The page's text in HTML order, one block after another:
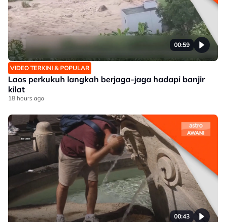
00:59
VIDEO TERKINI & POPULAR
Laos perkukuh langkah berjaga-jaga hadapi banjir
kilat
18 hours ago
00:43